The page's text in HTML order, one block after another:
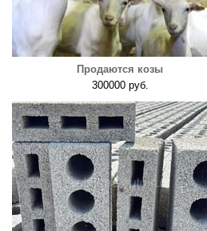
Продаются козы
300000 руб.